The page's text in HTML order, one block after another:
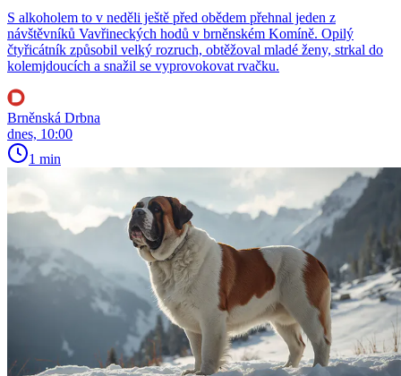
S alkoholem to v neděli ještě před obědem přehnal jeden z
návštěvníků Vavřineckých hodů v brněnském Komíně. Opilý
čtyřicátník způsobil velký rozruch, obtěžoval mladé ženy, strkal do
kolemjdoucích a snažil se vyprovokovat rvačku.
Brněnská Drbna
dnes, 10:00
1 min